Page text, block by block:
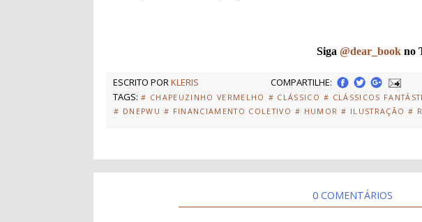
Siga @dear_book no
ESCRITO PORKLERIS
COMPARTILHE:
TAGS: # CHAPEUZINHO VERMELHO # CLÁSSICO # CLÁSSICOS
# DNEPWU # FINANCIAMENTO COLETIVO # HUMOR # ILUSTRAÇÃO #
0 COMENTÁRIOS